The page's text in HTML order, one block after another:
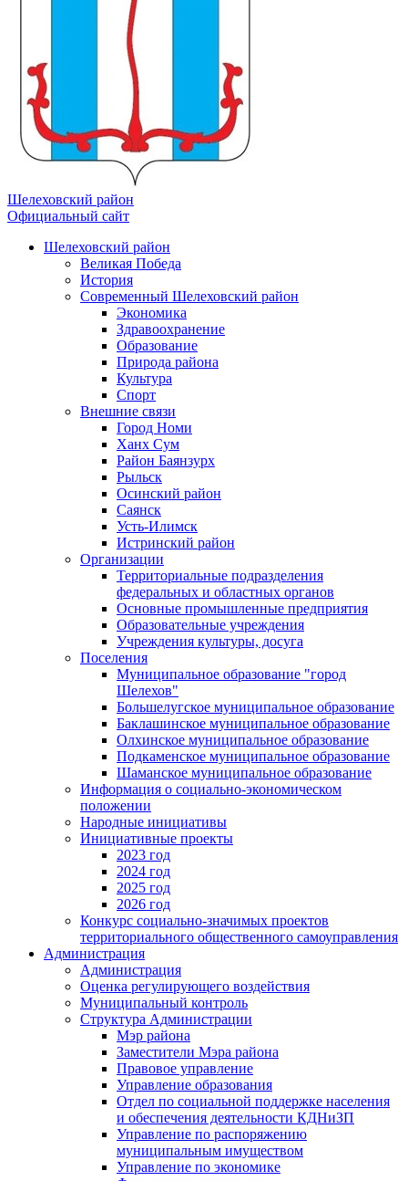
Шелеховский район
Официальный сайт
Шелеховский район
Великая Победа
История
Современный Шелеховский район
Экономика
Здравоохранение
Образование
Природа района
Культура
Спорт
Внешние связи
Город Номи
Ханх Сум
Район Баянзурх
Рыльск
Осинский район
Саянск
Усть-Илимск
Истринский район
Организации
Территориальные подразделения
федеральных и областных органов
Основные промышленные предприятия
Образовательные учреждения
Учреждения культуры, досуга
Поселения
Муниципальное образование "город
Шелехов"
Большелугское муниципальное образование
Баклашинское муниципальное образование
Олхинское муниципальное образование
Подкаменское муниципальное образование
Шаманское муниципальное образование
Информация о социально-экономическом
положении
Народные инициативы
Инициативные проекты
2023 год
2024 год
2025 год
2026 год
Конкурс социально-значимых проектов
территориального общественного самоуправления
Администрация
Администрация
Оценка регулирующего воздействия
Муниципальный контроль
Структура Администрации
Мэр района
Заместители Мэра района
Правовое управление
Управление образования
Отдел по социальной поддержке населения
и обеспечения деятельности КДНиЗП
Управление по распоряжению
муниципальным имуществом
Управление по экономике